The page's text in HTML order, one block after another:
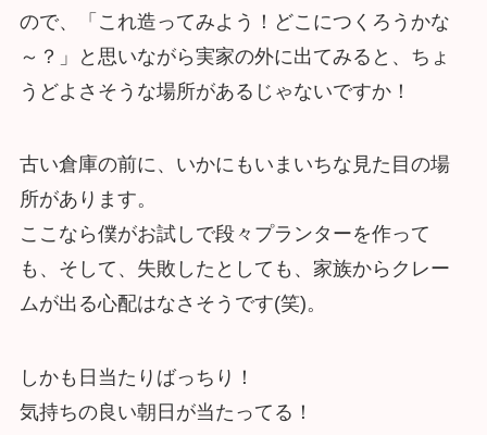
ので、「これ造ってみよう！どこにつくろうかな
～？」と思いながら実家の外に出てみると、ちょ
うどよさそうな場所があるじゃないですか！
古い倉庫の前に、いかにもいまいちな見た目の場
所があります。
ここなら僕がお試しで段々プランターを作って
も、そして、失敗したとしても、家族からクレー
ムが出る心配はなさそうです(笑)。
しかも日当たりばっちり！
気持ちの良い朝日が当たってる！